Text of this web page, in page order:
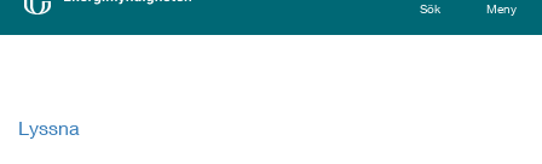
Sök Meny
Lyssna